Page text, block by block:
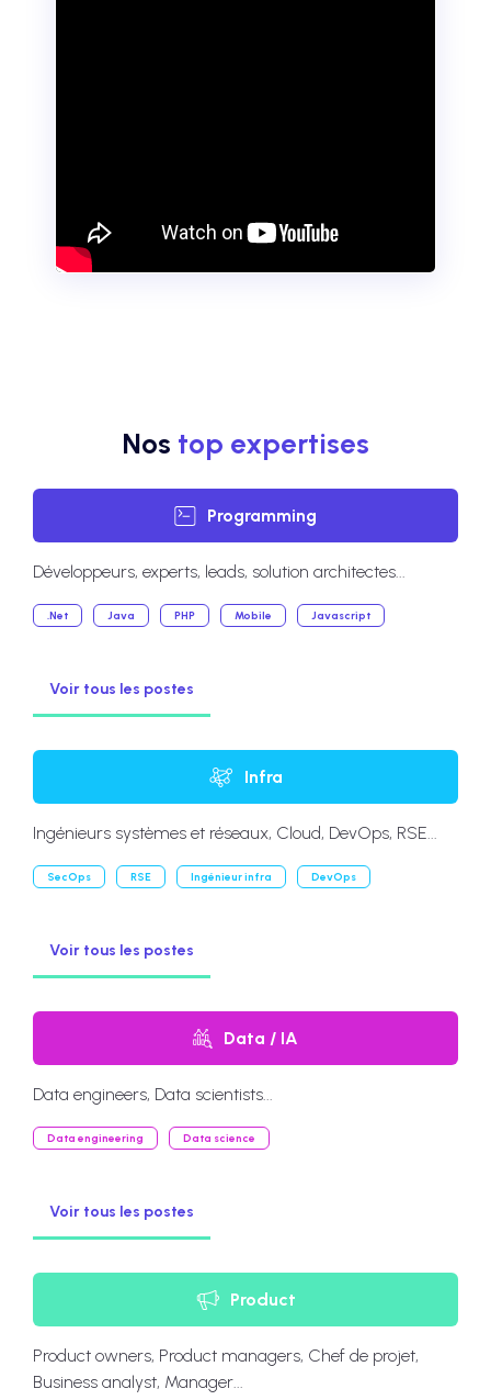
Nos top expertises
Programming
Développeurs, experts, leads, solution architectes...
.Net Java PHP Mobile Javascript
Voir tous les postes
Infra
Ingénieurs systèmes et réseaux, Cloud, DevOps, RSE...
SecOps RSE Ingénieur infra DevOps
Voir tous les postes
Data / IA
Data engineers, Data scientists...
Data engineering Data science
Voir tous les postes
Product
Product owners, Product managers, Chef de projet,
Business analyst, Manager...